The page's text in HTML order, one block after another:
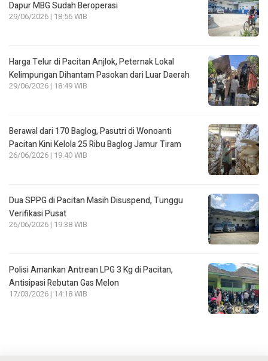
Dapur MBG Sudah Beroperasi
29/06/2026 | 18:56 WIB
Harga Telur di Pacitan Anjlok, Peternak Lokal
Kelimpungan Dihantam Pasokan dari Luar Daerah
29/06/2026 | 18:49 WIB
Berawal dari 170 Baglog, Pasutri di Wonoanti
Pacitan Kini Kelola 25 Ribu Baglog Jamur Tiram
26/06/2026 | 19:40 WIB
Dua SPPG di Pacitan Masih Disuspend, Tunggu
Verifikasi Pusat
26/06/2026 | 19:38 WIB
Polisi Amankan Antrean LPG 3 Kg di Pacitan,
Antisipasi Rebutan Gas Melon
17/03/2026 | 14:18 WIB